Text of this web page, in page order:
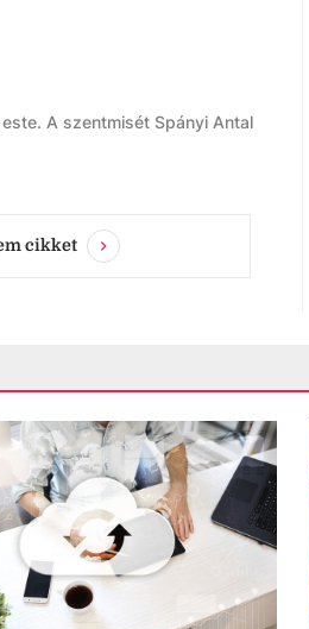
A szentmisét Spányi Antal
cikket